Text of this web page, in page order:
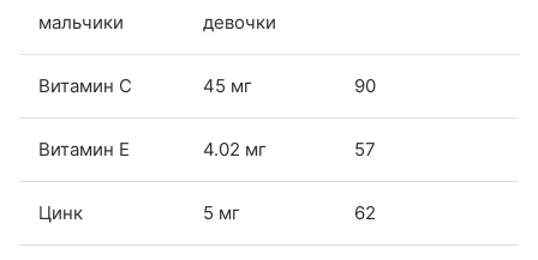
мальчики девочки
Витамин С 45 мг 90
Витамин Е 4.02 мг 57
Цинк 5 мг 62